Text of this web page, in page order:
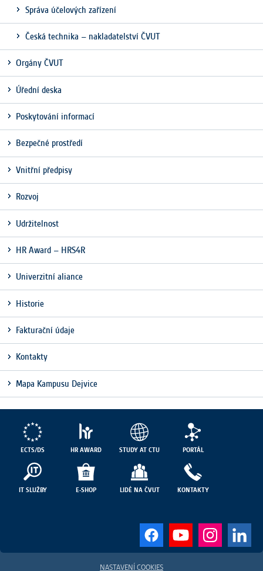
Správa účelových zařízení
Česká technika – nakladatelství ČVUT
Orgány ČVUT
Úřední deska
Poskytování informací
Bezpečné prostředí
Vnitřní předpisy
Rozvoj
Udržitelnost
HR Award – HRS4R
Univerzitní aliance
Historie
Fakturační údaje
Kontakty
Mapa Kampusu Dejvice
ECTS/DS HR AWARD STUDY AT CTU PORTÁL
IT SLUŽBY E-SHOP LIDÉ NA ČVUT KONTAKTY
NASTAVENÍ COOKIES